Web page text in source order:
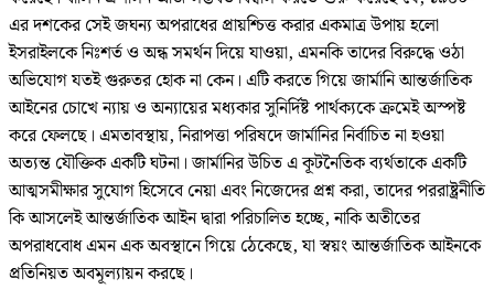
এর দশকের সেই জঘন্য অপরাধের প্রায়শ্চিত্ত করার একমাত্র উপায় হলো
ইসরাইলকে নিঃশর্ত ও অন্ধ সমর্থন দিয়ে যাওয়া, এমনকি তাদের বিরুদ্ধে ওঠা
অভিযোগ যতই গুরুতর হোক না কেন। এটি করতে গিয়ে জার্মানি আন্তর্জাতিক
আইনের চোখে ন্যায় ও অন্যায়ের মধ্যকার সুনির্দিষ্ট পার্থক্যকে ক্রমেই অস্পষ্ট
করে ফেলছে। এমতাবস্থায়, নিরাপত্তা পরিষদে জার্মানির নির্বাচিত না হওয়া
অত্যন্ত যৌক্তিক একটি ঘটনা। জার্মানির উচিত এ কূটনৈতিক ব্যর্থতাকে একটি
আত্মসমীক্ষার সুযোগ হিসেবে নেয়া এবং নিজেদের প্রশ্ন করা, তাদের পররাষ্ট্রনীতি
কি আসলেই আন্তর্জাতিক আইন দ্বারা পরিচালিত হচ্ছে, নাকি অতীতের
অপরাধবোধ এমন এক অবস্থানে গিয়ে ঠেকেছে, যা স্বয়ং আন্তর্জাতিক আইনকে
প্রতিনিয়ত অবমূল্যায়ন করছে।